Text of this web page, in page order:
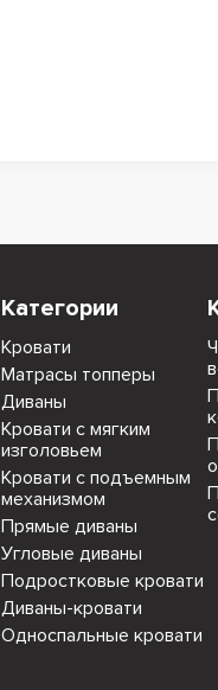
Категории
Кровати
Матрасы топперы
Диваны
Кровати с мягким
изголовьем
Кровати с подъемным
механизмом
Прямые диваны
Угловые диваны
Подростковые кровати
Диваны-кровати
Односпальные кровати